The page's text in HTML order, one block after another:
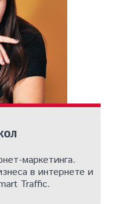
маркетинга.
в интернете и
Traffic.